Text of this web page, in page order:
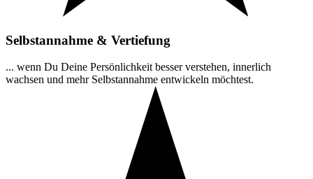
Selbstannahme & Vertiefung
... wenn Du Deine Persönlichkeit besser verstehen, innerlich
wachsen und mehr Selbstannahme entwickeln möchtest.